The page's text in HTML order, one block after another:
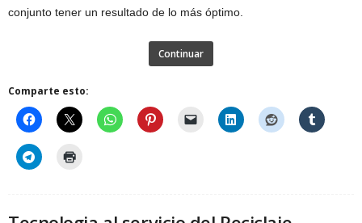
conjunto tener un resultado de lo más óptimo.
Continuar
Comparte esto: